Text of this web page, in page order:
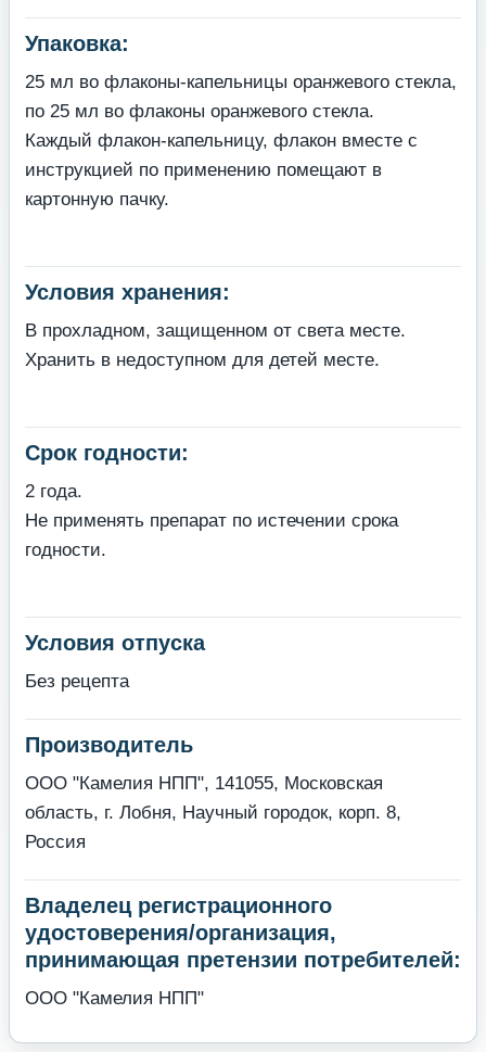
Упаковка:
25 мл во флаконы-капельницы оранжевого стекла,
по 25 мл во флаконы оранжевого стекла.
Каждый флакон-капельницу, флакон вместе с
инструкцией по применению помещают в
картонную пачку.
Условия хранения:
В прохладном, защищенном от света месте.
Хранить в недоступном для детей месте.
Срок годности:
2 года.
Не применять препарат по истечении срока
годности.
Условия отпуска
Без рецепта
Производитель
ООО "Камелия НПП", 141055, Московская
область, г. Лобня, Научный городок, корп. 8,
Россия
Владелец регистрационного
удостоверения/организация,
принимающая претензии потребителей:
ООО "Камелия НПП"